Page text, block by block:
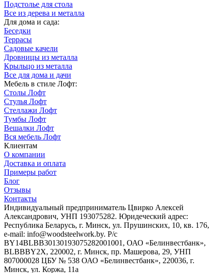
Подстолье для стола
Все из дерева и металла
Для дома и сада:
Беседки
Террасы
Садовые качели
Дровницы из металла
Крыльцо из металла
Все для дома и дачи
Мебель в стиле Лофт:
Столы Лофт
Стулья Лофт
Стеллажи Лофт
Тумбы Лофт
Вешалки Лофт
Вся мебель Лофт
Клиентам
О компании
Доставка и оплата
Примеры работ
Блог
Отзывы
Контакты
Индивидуальный предприниматель Цвирко Алексей
Александрович, УНП 193075282. Юридеческий адрес:
Республика Беларусь, г. Минск, ул. Прушинских, 10, кв. 176,
e-mail: info@woodsteelwork.by. Р/с
BY14BLBB30130193075282001001, ОАО «Белинвестбанк»,
BLBBBY2X, 220002, г. Минск, пр. Машерова, 29, УНП
807000028 ЦБУ № 538 ОАО «Белинвестбанк», 220036, г.
Минск, ул. Коржа, 11а